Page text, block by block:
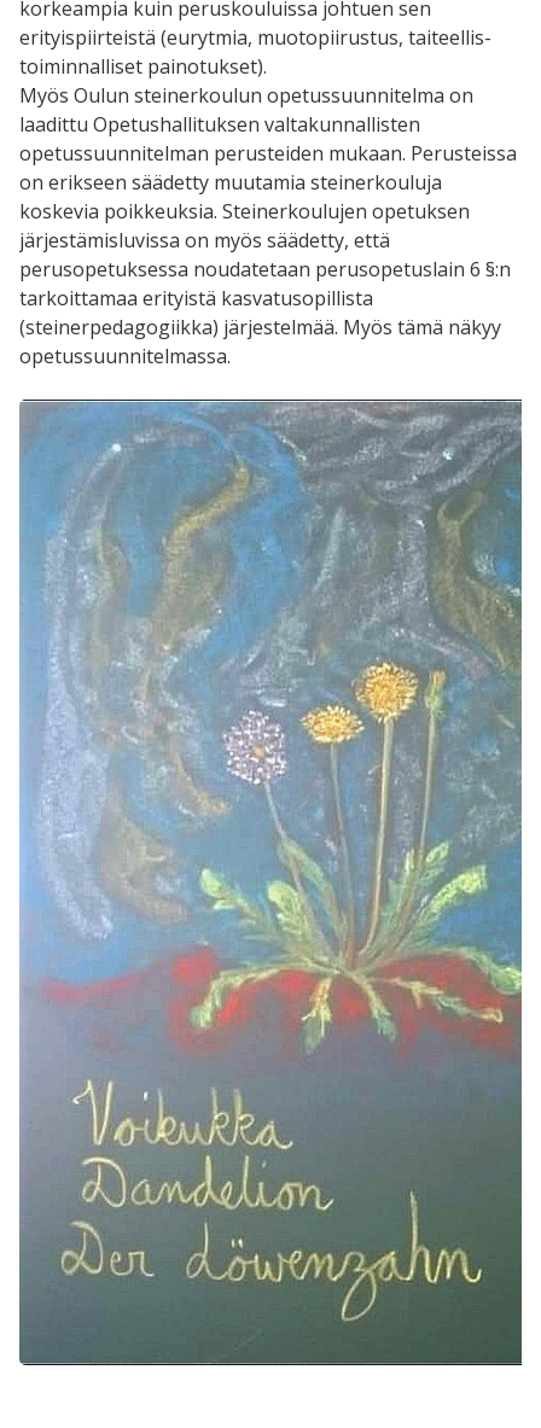
korkeampia kuin peruskouluissa johtuen sen
erityispiirteistä (eurytmia, muotopiirustus, taiteellis-
toiminnalliset painotukset).
Myös Oulun steinerkoulun opetussuunnitelma on
laadittu Opetushallituksen valtakunnallisten
opetussuunnitelman perusteiden mukaan. Perusteissa
on erikseen säädetty muutamia steinerkouluja
koskevia poikkeuksia. Steinerkoulujen opetuksen
järjestämisluvissa on myös säädetty, että
perusopetuksessa noudatetaan perusopetuslain 6 §:n
tarkoittamaa erityistä kasvatusopillista
(steinerpedagogiikka) järjestelmää. Myös tämä näkyy
opetussuunnitelmassa.